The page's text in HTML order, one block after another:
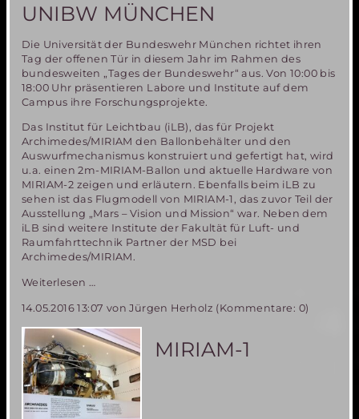
UNIBW MÜNCHEN
Die Universität der Bundeswehr München richtet ihren
Tag der offenen Tür in diesem Jahr im Rahmen des
bundesweiten „Tages der Bundeswehr“ aus. Von 10:00 bis
18:00 Uhr präsentieren Labore und Institute auf dem
Campus ihre Forschungsprojekte.
Das Institut für Leichtbau (iLB), das für Projekt
Archimedes/MIRIAM den Ballonbehälter und den
Auswurfmechanismus konstruiert und gefertigt hat, wird
u.a. einen 2m-MIRIAM-Ballon und aktuelle Hardware von
MIRIAM-2 zeigen und erläutern. Ebenfalls beim iLB zu
sehen ist das Flugmodell von MIRIAM-1, das zuvor Teil der
Ausstellung „Mars – Vision und Mission“ war. Neben dem
iLB sind weitere Institute der Fakultät für Luft- und
Raumfahrttechnik Partner der MSD bei
Archimedes/MIRIAM.
Weiterlesen …
Bundeswehr
am
11.
Juni
2016
an
der
UniBW
14.05.2016 13:07 von Jürgen Herholz (Kommentare: 0)
MIRIAM-1